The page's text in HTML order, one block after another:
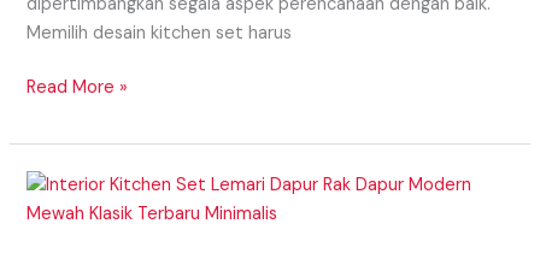
Memilih desain kitchen set harus
Read More »
Penggunaan
Rak